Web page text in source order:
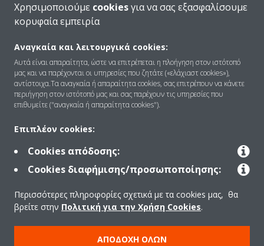
Ποιοι είμαστε
Λύσεις
Επικοινωνία
Προϊόντα
Copyright © Daikin
Χρησιμοποιούμε cookiesγια να σας εξασφαλίσουμε
κορυφαία εμπειρία
Αναγκαία και λειτουργικά cookies:
Αυτά είναι απαραίτητα, ώστε να επιτρέπεται η πλοήγηση στον ιστότοπό
μας και να παρέχονται οι υπηρεσίες που ζητάτε («ελάχιαστ cookies»),
αντίστοιχα.Τα αναγκαία ή απαραίτητα cookies, σας επιτρέπουν να κάνετε
περιήγηση στον ιστότοπό μας και σας παρέχουν τις υπηρεσίες που
επιθυμείτε ("αναγκαία ή απαραίτητα cookies").
Επιπλέον cookies:
Cookies απόδοσης:
Cookies διαφήμισης/προσωποποίησης:
Περισσότερες πληροφορίες σχετικά με τα cookies μας, θα
βρείτε στην Πολιτική για την Χρήση Cookies.
ΑΠΟΔΟΧΉ ΌΛΩΝ